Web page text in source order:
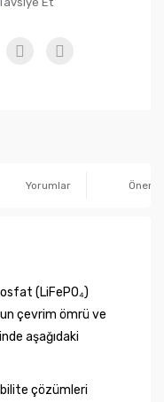
Yorumlar
(LiFePO₄)
çevrim ömrü ve
aşağıdaki
çözümleri